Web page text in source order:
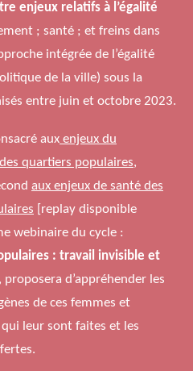
enjeux relatifs à l’égalité
; santé ; et freins dans
intégrée de l’égalité
de la ville) sous la
entre juin et octobre 2023.
aux enjeux du
quartiers populaires,
aux enjeux de santé des
[replay disponible
webinaire du cycle :
: travail invisible et
, proposera d’appréhender les
de ces femmes et
leur sont faites et les